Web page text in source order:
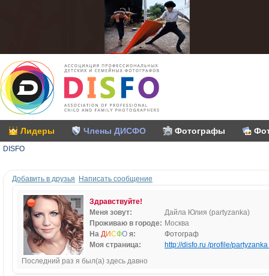
Лидеры Члены ДИСФО Фотографы
DISFO
Добавить в друзья Написать сообщение
Здравствуйте!
Меня зовут:
Дайла Юлия (partyzanka)
Проживаю в городе: Москва
На ДИСФО я:
Фотограф
Моя страница:
http://disfo.ru /profile/partyzanka
Последний раз я был(а) здесь давно